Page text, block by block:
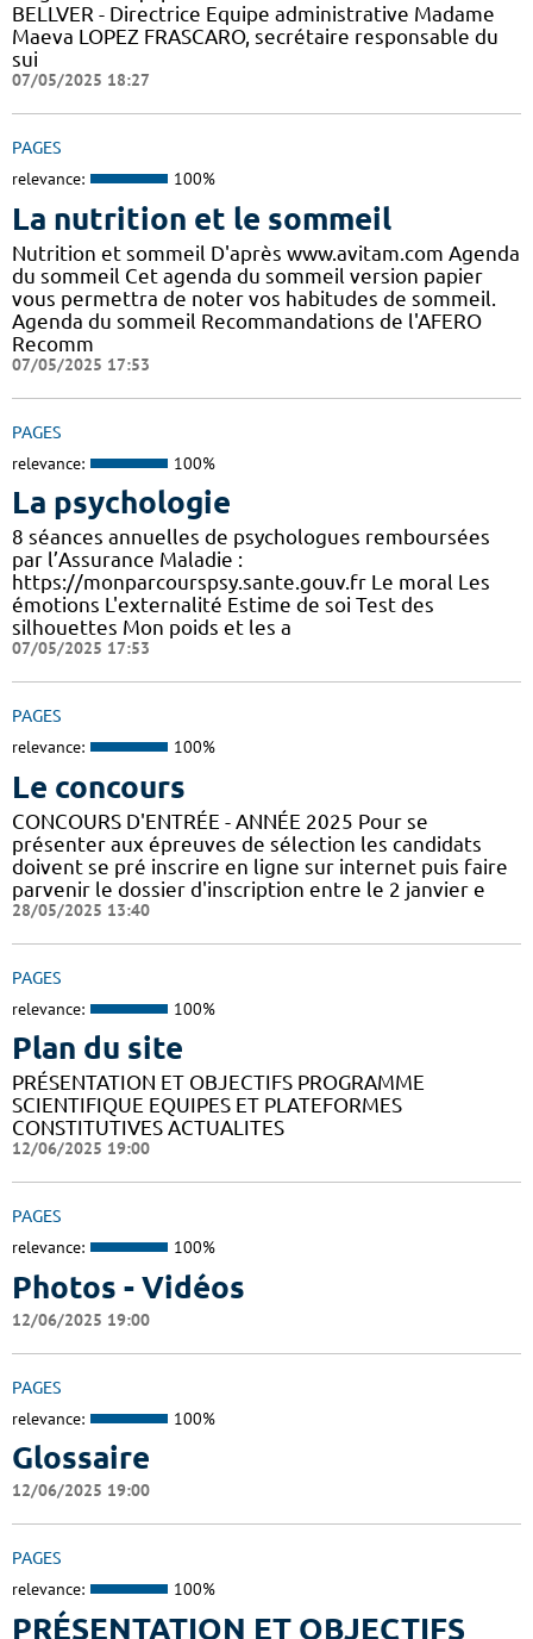
BELLVER - Directrice Equipe administrative Madame
Maeva LOPEZ FRASCARO, secrétaire responsable du
sui
07/05/2025 18:27
PAGES
relevance: 100%
La nutrition et le sommeil
Nutrition et sommeil D'après www.avitam.com Agenda
du sommeil Cet agenda du sommeil version papier
vous permettra de noter vos habitudes de sommeil.
Agenda du sommeil Recommandations de l'AFERO
Recomm
07/05/2025 17:53
PAGES
relevance: 100%
La psychologie
8 séances annuelles de psychologues remboursées
par l’Assurance Maladie :
https://monparcourspsy.sante.gouv.fr Le moral Les
émotions L'externalité Estime de soi Test des
silhouettes Mon poids et les a
07/05/2025 17:53
PAGES
relevance: 100%
Le concours
CONCOURS D'ENTRÉE - ANNÉE 2025 Pour se
présenter aux épreuves de sélection les candidats
doivent se pré inscrire en ligne sur internet puis faire
parvenir le dossier d'inscription entre le 2 janvier e
28/05/2025 13:40
PAGES
relevance: 100%
Plan du site
PRÉSENTATION ET OBJECTIFS PROGRAMME
SCIENTIFIQUE EQUIPES ET PLATEFORMES
CONSTITUTIVES ACTUALITES
12/06/2025 19:00
PAGES
relevance: 100%
Photos - Vidéos
12/06/2025 19:00
PAGES
relevance: 100%
Glossaire
12/06/2025 19:00
PAGES
relevance: 100%
PRÉSENTATION ET OBJECTIFS